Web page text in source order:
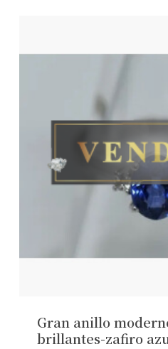
Gran anillo
brillantes-zafiro